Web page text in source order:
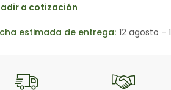
a cotización
estimada de entrega: 12 agosto -